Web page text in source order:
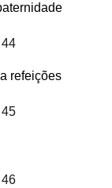
refeições